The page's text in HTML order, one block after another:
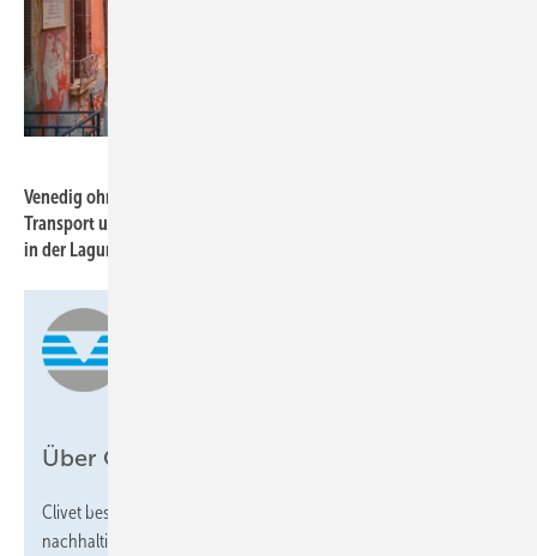
Venedig ohne Reisestress: Die SBZ und Clivet kümmern sich um
Transport und Unterbringung – und kennen ein paar Geheimtipps
in der Lagunenstadt.
Über Clivet
Clivet besteht seit über 30 Jahren und bietet Lösungen für
nachhaltigen Komfort, Wohlbefinden des Menschen und Schutz